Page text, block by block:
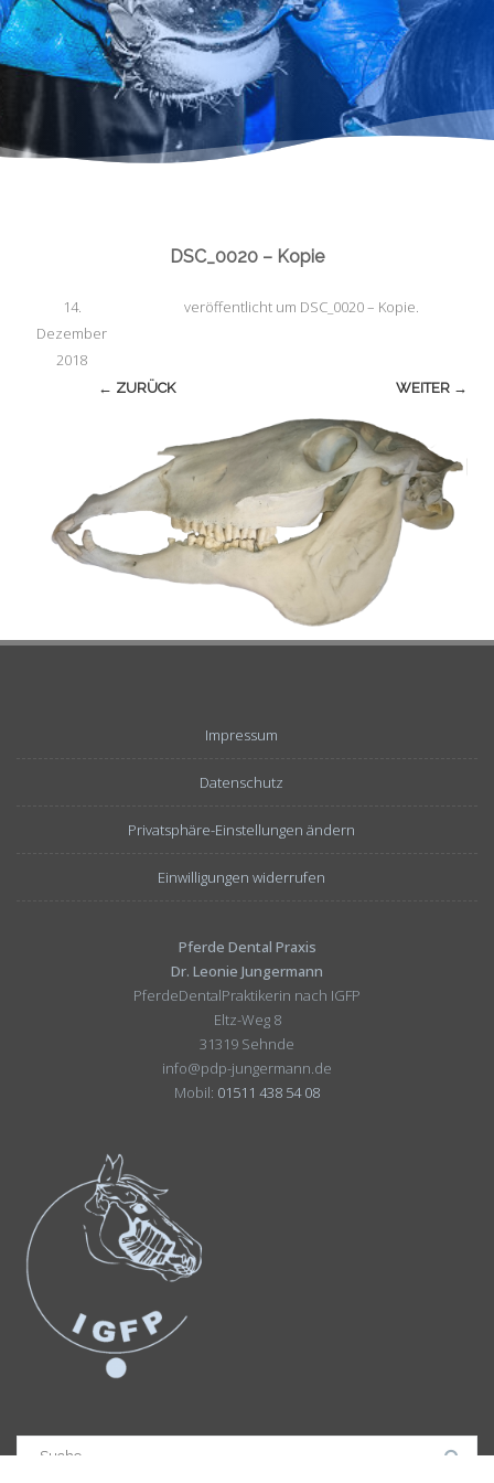
DSC_0020 – Kopie
veröffentlicht
14.
Dezember
2018
um DSC_0020 – Kopie.
← ZURÜCK WEITER →
Impressum
Datenschutz
Privatsphäre-Einstellungen ändern
Einwilligungen widerrufen
Pferde Dental Praxis
Dr. Leonie Jungermann
PferdeDentalPraktikerin nach IGFP
Eltz-Weg 8
31319 Sehnde
info@pdp-jungermann.de
Mobil: 01511 438 54 08
Suchergebnis